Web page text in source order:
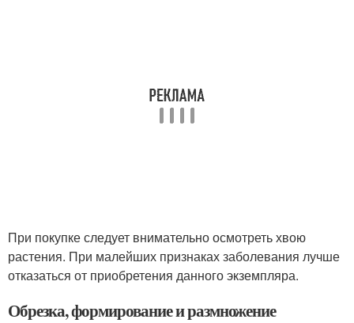
При покупке следует внимательно осмотреть хвою
растения. При малейших признаках заболевания лучше
отказаться от приобретения данного экземпляра.
Обрезка, формирование и размножение